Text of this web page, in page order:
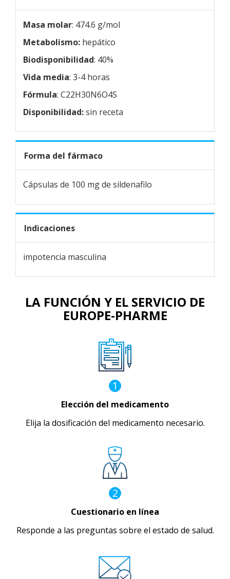
Masa molar: 474.6 g/mol
Metabolismo: hepático
Biodisponibilidad: 40%
Vida media: 3-4 horas
Fórmula: C22H30N6O4S
Disponibilidad:sin receta
Forma del fármaco
Cápsulas de 100 mg de sildenafilo
Indicaciones
impotencia masculina
LA FUNCIÓN Y EL SERVICIO DE
EUROPE-PHARME
1
Elección del medicamento
Elija la dosificación del medicamento necesario.
2
Cuestionario en línea
Responde a las preguntas sobre el estado de salud.